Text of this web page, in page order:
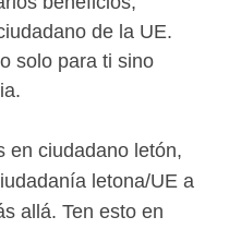
de la UE.
solo para ti sino
en ciudadano letón,
letona/UE a
allá. Ten esto en